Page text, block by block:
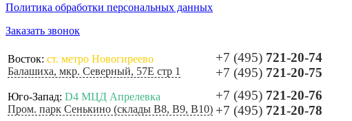
Политика обработки персональных данных
Заказать звонок
Восток: ст. метро Новогиреево
Балашиха, мкр. Северный, 57Е стр 1
+7 (495) 721-20-74
+7 (495) 721-20-75
Юго-Запад: D4 МЦД Апрелевка
Пром. парк Сенькино (склады B8, B9, B10)
+7 (495) 721-20-76
+7 (495) 721-20-78